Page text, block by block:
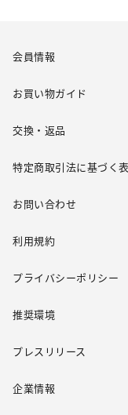
会員情報
お買い物ガイド
交換・返品
特定商取引法に基づく
お問い合わせ
利用規約
プライバシーポリシー
推奨環境
プレスリリース
企業情報